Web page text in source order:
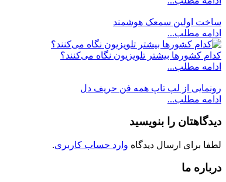
ساخت اولین سمعک هوشمند
ادامه مطلب...
کدام‌ کشورها بیشتر تلویزیون نگاه می‌کنند؟
ادامه مطلب...
رونمایی از لپ تاپ همه فن حریف دل
ادامه مطلب...
دیدگاهتان را بنویسید
لطفا برای ارسال دیدگاه وارد حساب کاربری.
درباره ما